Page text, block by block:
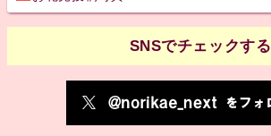
SNSでチェックする